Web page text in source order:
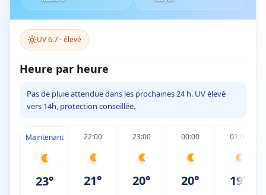
UV6.7 ·élevé
Heure par heure
Pas de pluie attendue dans les prochaines 24 h. UV élevé
vers 14h, protection conseillée.
Maintenant
23°
22:00
21°
23:00
20°
00:00
20°
01:00
19°